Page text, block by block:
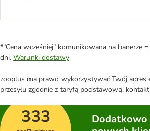
*"Cena wcześniej" komunikowana na banerze
dni. Warunki dostawy
zooplus ma prawo wykorzystywać Twój adres
przesyłu zgodnie z taryfą podstawową,
333
Dodatkowo